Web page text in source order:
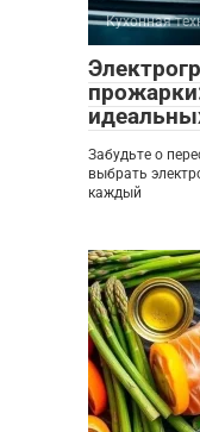
Кухонная
Забудьте о
выбрать
каждый